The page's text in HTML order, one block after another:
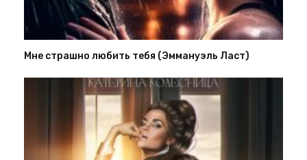
Мне страшно любить тебя (Эммануэль Ласт)